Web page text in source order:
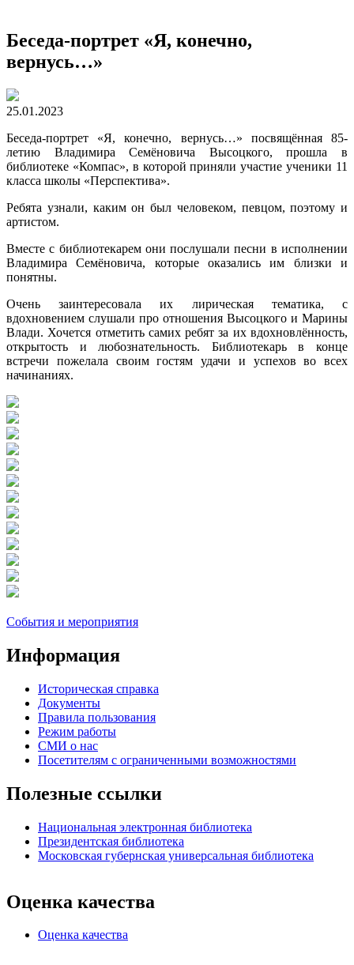
Беседа-портрет «Я, конечно,
вернусь…»
25.01.2023
Беседа-портрет «Я, конечно, вернусь…» посвящённая 85-
летию Владимира Семёновича Высоцкого, прошла в
библиотеке «Компас», в которой приняли участие ученики 11
класса школы «Перспектива».
Ребята узнали, каким он был человеком, певцом, поэтому и
артистом.
Вместе с библиотекарем они послушали песни в исполнении
Владимира Семёновича, которые оказались им близки и
понятны.
Очень заинтересовала их лирическая тематика, с
вдохновением слушали про отношения Высоцкого и Марины
Влади. Хочется отметить самих ребят за их вдохновлённость,
открытость и любознательность. Библиотекарь в конце
встречи пожелала своим гостям удачи и успехов во всех
начинаниях.
События и мероприятия
Информация
Историческая справка
Документы
Правила пользования
Режим работы
СМИ о нас
Посетителям с ограниченными возможностями
Полезные ссылки
Национальная электронная библиотека
Президентская библиотека
Московская губернская универсальная библиотека
Оценка качества
Оценка качества